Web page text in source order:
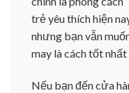
trẻ yêu thích hiện
nhưng bạn vẫn
may là cách tốt nhất
Nếu bạn đến cửa